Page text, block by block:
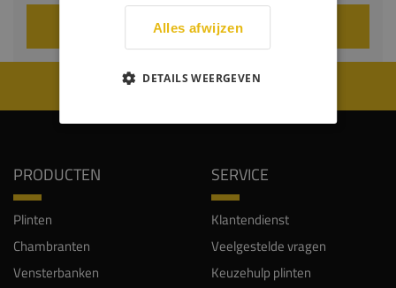
VOEG TOE AAN WINKELWAGEN
WIJ WORDEN BEOORDEELD MET EEN 8.8
PRODUCTEN
Plinten
Chambranten
Vensterbanken
SERVICE
Klantendienst
Veelgestelde vragen
Keuzehulp plinten
Alles afwijzen
DETAILS WEERGEVEN